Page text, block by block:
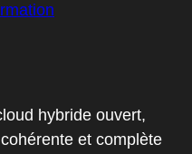
hybride ouvert,
et complète